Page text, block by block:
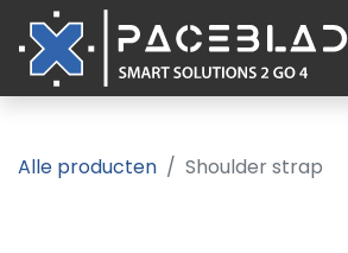
Alle producten Shoulder strap